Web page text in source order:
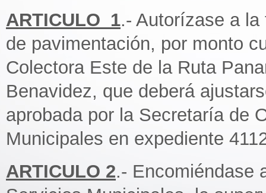
ARTICULO_1.- Autorízase a
de pavimentación, por monto
Colectora Este de la Ruta
Benavidez, que deberá
aprobada por la Secretaría de
Municipales en expediente
ARTICULO 2.- Encomiéndase